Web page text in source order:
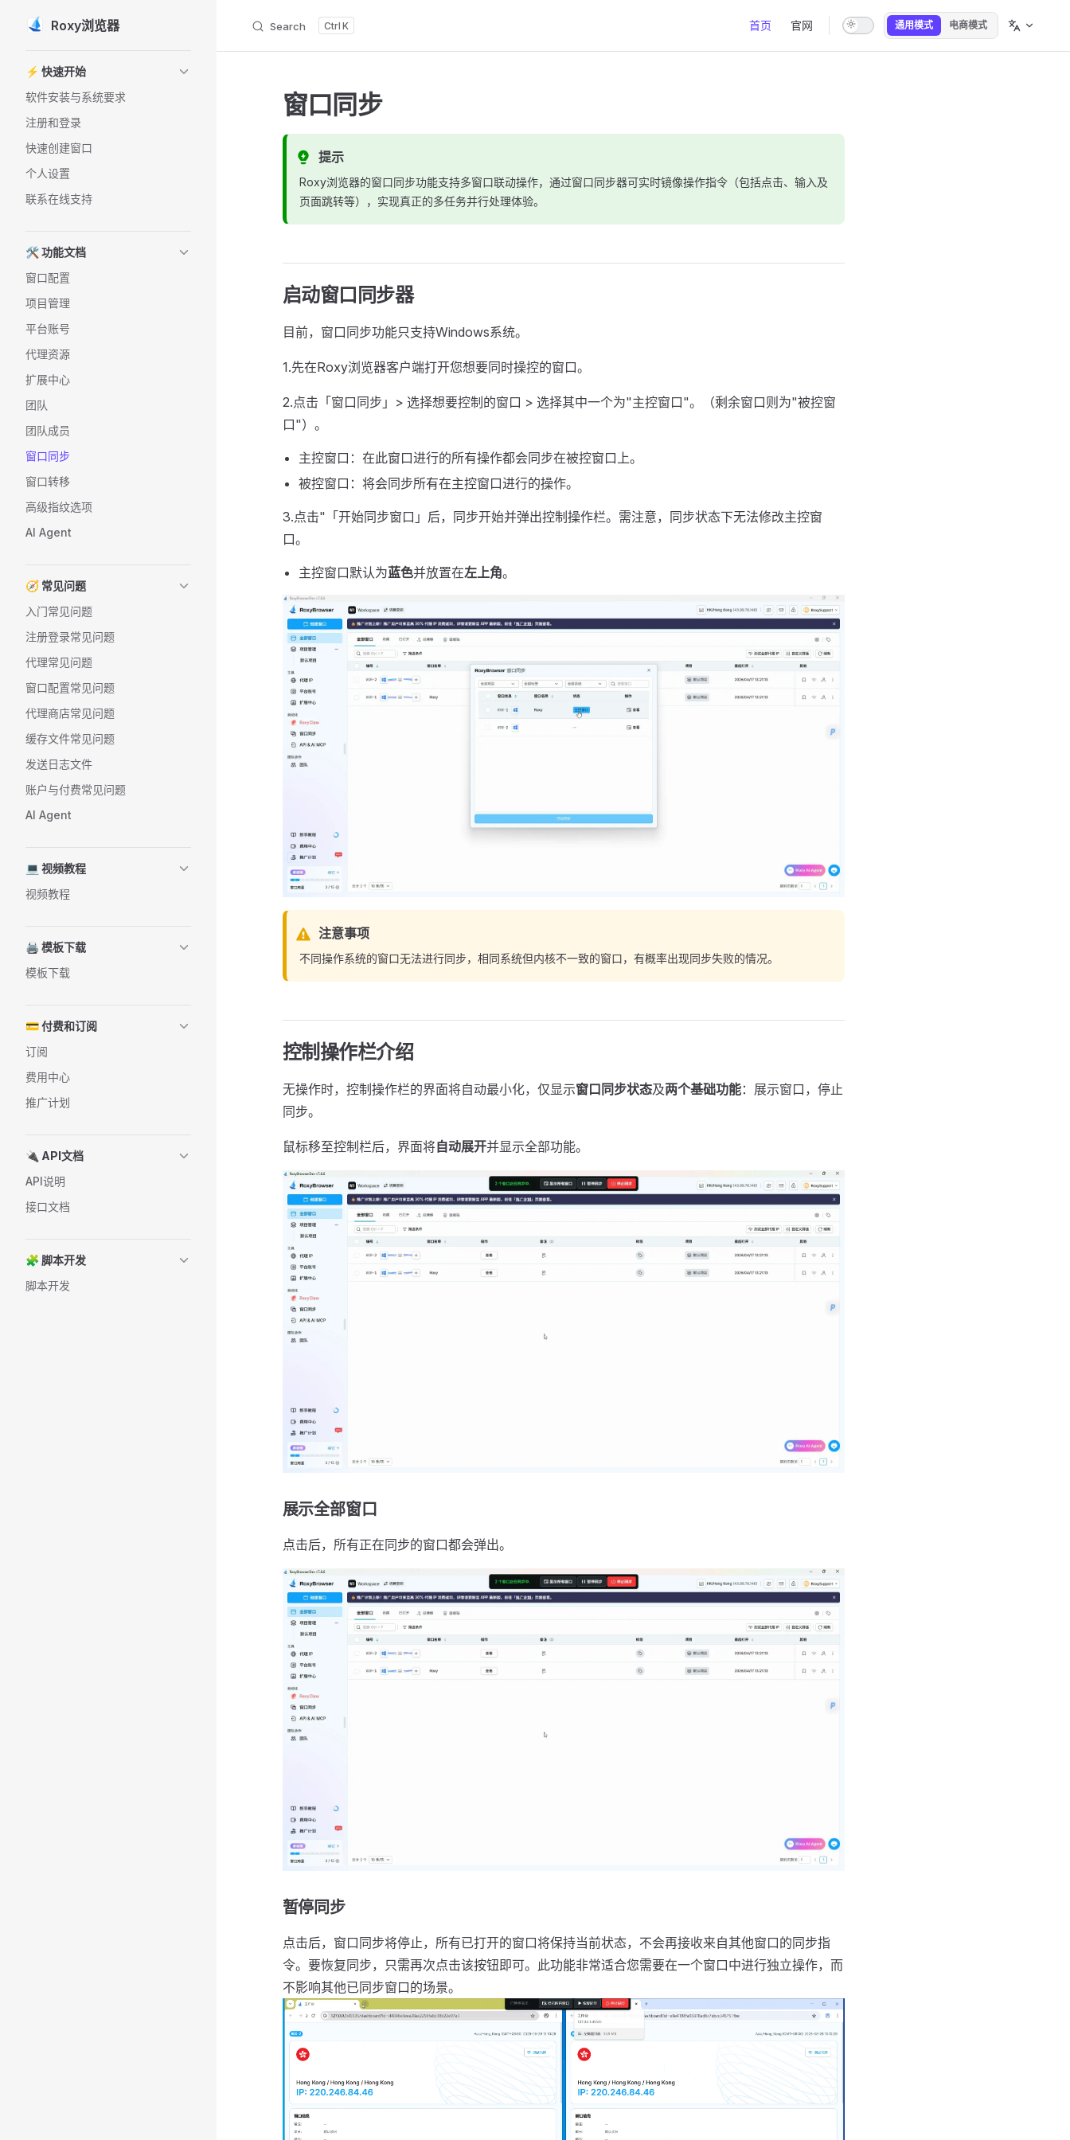
Skip to content
Roxy浏览器 Search K 首页 官网 通用模式 电商模式
⚡️ 快速开始
软件安装与系统要求
注册和登录
快速创建窗口
个人设置
联系在线支持
🛠️ 功能文档
窗口配置
项目管理
平台账号
代理资源
扩展中心
团队
团队成员
窗口同步
窗口转移
高级指纹选项
AI Agent
🧭 常见问题
入门常见问题
注册登录常见问题
代理常见问题
窗口配置常见问题
代理商店常见问题
缓存文件常见问题
发送日志文件
账户与付费常见问题
AI Agent
💻 视频教程
视频教程
🖨️ 模板下载
模板下载
💳 付费和订阅
订阅
费用中心
推广计划
🔌 API文档
API说明
接口文档
🧩 脚本开发
脚本开发
窗口同步
提示
Roxy浏览器的窗口同步功能支持多窗口联动操作，通过窗口同步器可实时镜像操作指令（包括点击、输入及
页面跳转等），实现真正的多任务并行处理体验。
启动窗口同步器
目前，窗口同步功能只支持Windows系统。
1.先在Roxy浏览器客户端打开您想要同时操控的窗口。
2.点击「窗口同步」> 选择想要控制的窗口 > 选择其中一个为"主控窗口"。（剩余窗口则为"被控窗
口"）。
主控窗口：在此窗口进行的所有操作都会同步在被控窗口上。
被控窗口：将会同步所有在主控窗口进行的操作。
3.点击"「开始同步窗口」后，同步开始并弹出控制操作栏。需注意，同步状态下无法修改主控窗
口。
主控窗口默认为蓝色并放置在左上角。
注意事项
不同操作系统的窗口无法进行同步，相同系统但内核不一致的窗口，有概率出现同步失败的情况。
控制操作栏介绍
无操作时，控制操作栏的界面将自动最小化，仅显示窗口同步状态及两个基础功能：展示窗口，停止
同步。
鼠标移至控制栏后，界面将自动展开并显示全部功能。
展示全部窗口
点击后，所有正在同步的窗口都会弹出。
暂停同步
点击后，窗口同步将停止，所有已打开的窗口将保持当前状态，不会再接收来自其他窗口的同步指
令。要恢复同步，只需再次点击该按钮即可。此功能非常适合您需要在一个窗口中进行独立操作，而
不影响其他已同步窗口的场景。